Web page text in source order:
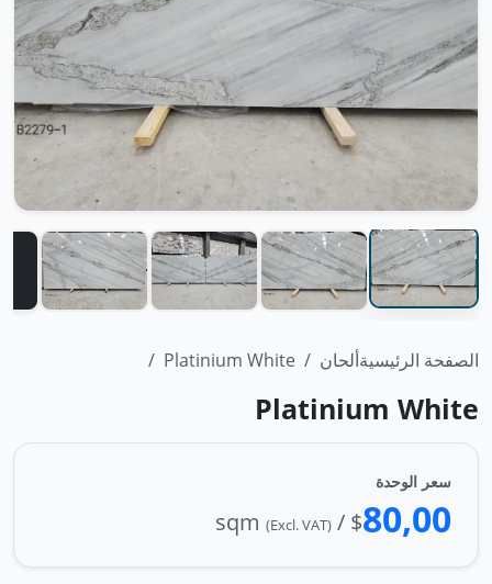
الصفحة الرئيسيةألحان Platinium White
Platinium White
سعر الوحدة
80,00
$ / sqm
(Excl. VAT)